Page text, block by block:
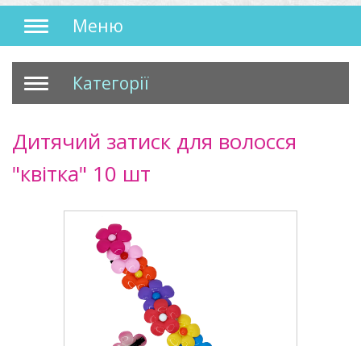
Меню
Категорії
Дитячий затиск для волосся
"квітка" 10 шт